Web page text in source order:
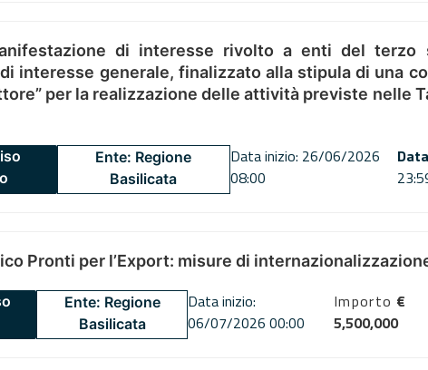
di interesse rivolto a enti del
interesse generale, finalizzato alla stipula di una
per la realizzazione delle attività previste nelle
Ente: Regione
Basilicata
Data inizio: 26/06/2026
08:00
Pronti per l’Export: misure di
Ente: Regione
Basilicata
Data inizio:
06/07/2026 00:00
Importo €
5,500,000